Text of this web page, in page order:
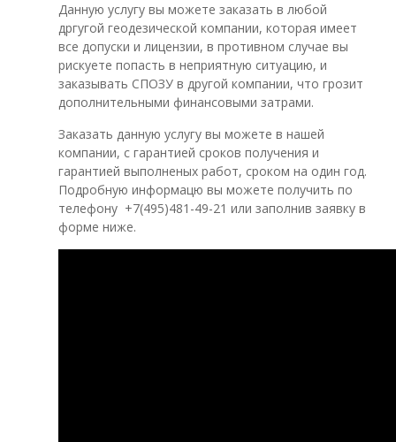
Данную услугу вы можете заказать в любой
дргугой геодезической компании, которая имеет
все допуски и лицензии, в противном случае вы
рискуете попасть в неприятную ситуацию, и
заказывать СПОЗУ в другой компании, что грозит
дополнительными финансовыми затрами.
Заказать данную услугу вы можете в нашей
компании, с гарантией сроков получения и
гарантией выполненых работ, сроком на один год.
Подробную информацю вы можете получить по
телефону +7(495)481-49-21 или заполнив заявку в
форме ниже.